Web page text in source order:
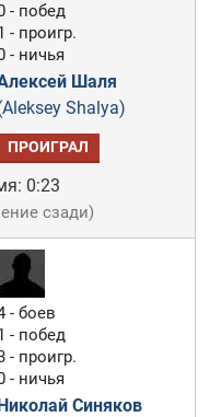
- побед
- проигр.
- ничья
Шаля
Shalya)
ПРОИГРАЛ
0:23
сзади)
- боев
- побед
- проигр.
- ничья
Синяков